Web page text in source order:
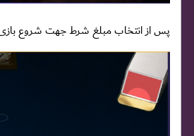
پس از انتخاب مبلغ شرط جهت شروع بازی